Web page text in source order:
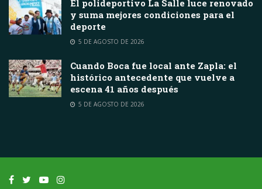
El polideportivo La Salle luce renovado
y suma mejores condiciones para el
deporte
5 DE AGOSTO DE 2026
Cuando Boca fue local ante Zapla: el
histórico antecedente que vuelve a
escena 41 años después
5 DE AGOSTO DE 2026